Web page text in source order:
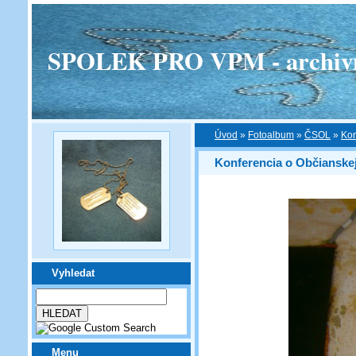
SPOLEK PRO VPM -
Vyhledat
Menu
Úvod » Fotoalbum » ČSOL »
Konferencia o